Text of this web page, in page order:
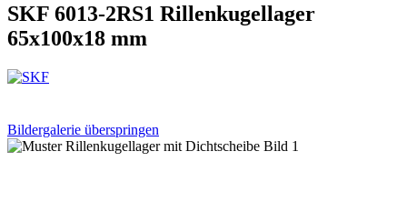
SKF 6013-2RS1 Rillenkugellager
65x100x18 mm
Bildergalerie überspringen